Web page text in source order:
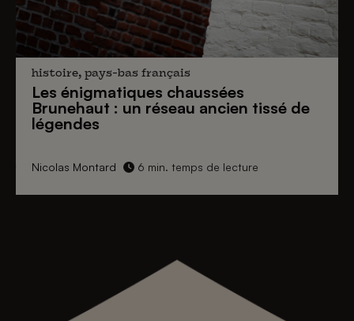
histoire, pays-bas français
Les énigmatiques chaussées
Brunehaut : un réseau ancien tissé de
légendes
Nicolas Montard 6 min. temps de lecture